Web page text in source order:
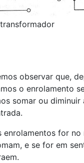
observar que,
o enrolamento
somar ou diminuir
enrolamentos for no
e se for em